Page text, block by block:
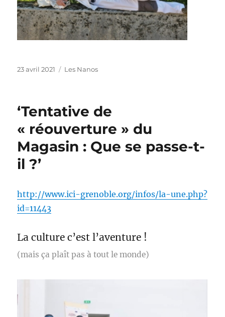
Publié
23 avril 2021 Catégories
Les Nanos
‘Tentative de
« réouverture » du
Magasin : Que se passe-t-
il ?’
http://www.ici-grenoble.org/infos/la-une.php?
id=11443
La culture c’est l’aventure !
(mais ça plaît pas à tout le monde)